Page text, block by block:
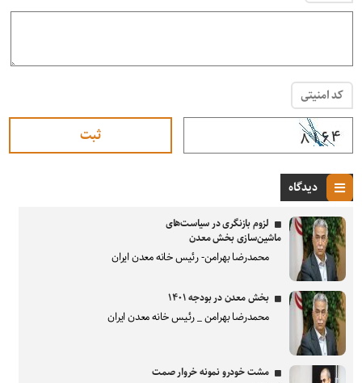
کد امنیتی
دیدگاه
لزوم بازنگری در سیاست‌های
ماشین‌سازی بخش معدن
محمدرضا بهرامن- رئیس خانه معدن ایران
بخش معدن در بودجه ۱۴۰۱
محمدرضا بهرامن _ رئیس خانه معدن ایران
مشت خودرو نمونه خروار صمت